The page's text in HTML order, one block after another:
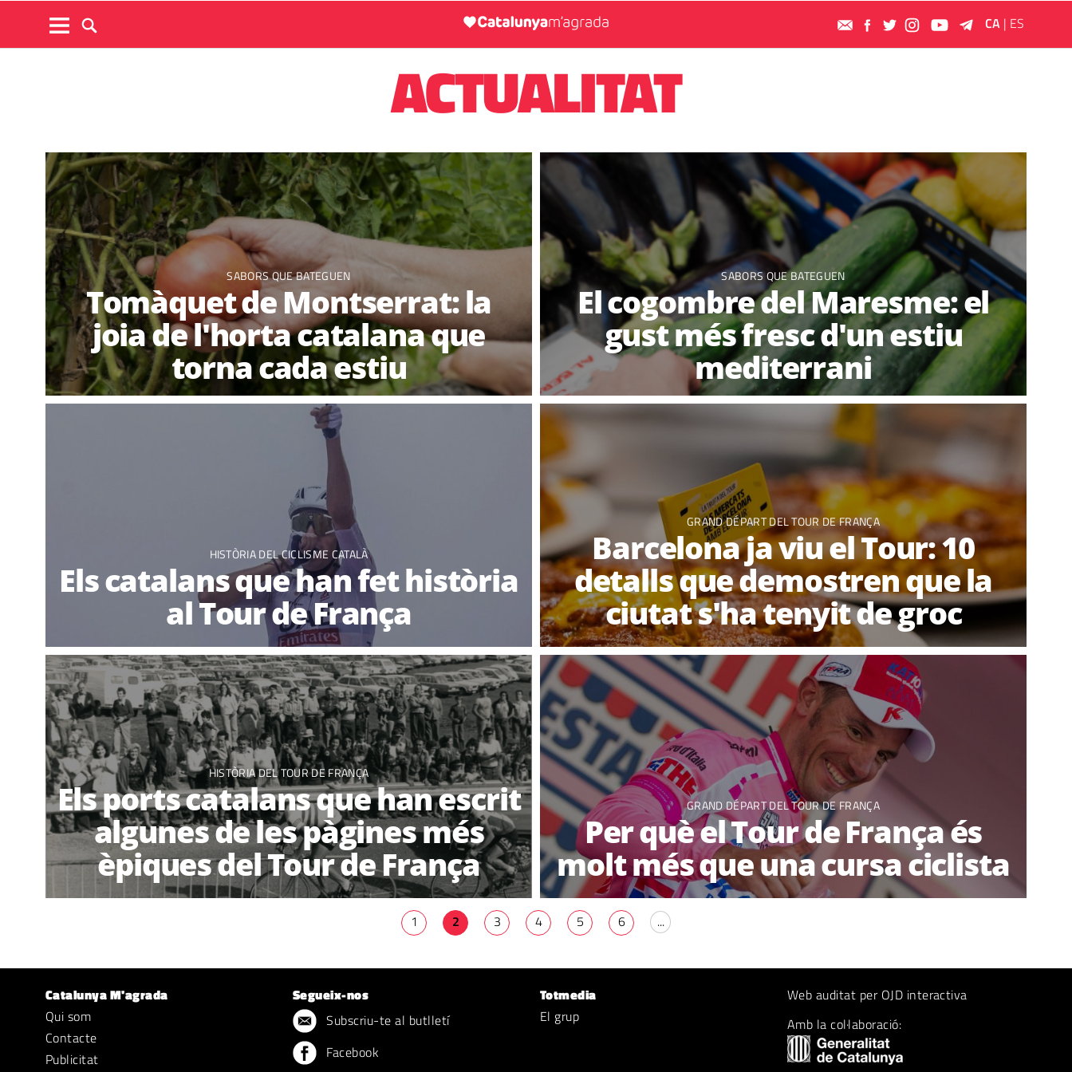
CA | ES
ACTUALITAT
SABORS QUE BATEGUEN
Tomàquet de Montserrat: la
joia de l'horta catalana que
torna cada estiu
SABORS QUE BATEGUEN
El cogombre del Maresme: el
gust més fresc d'un estiu
mediterrani
HISTÒRIA DEL CICLISME CATALÀ
Els catalans que han fet història
al Tour de França
GRAND DÉPART DEL TOUR DE FRANÇA
Barcelona ja viu el Tour: 10
detalls que demostren que la
ciutat s'ha tenyit de groc
HISTÒRIA DEL TOUR DE FRANÇA
Els ports catalans que han escrit
algunes de les pàgines més
èpiques del Tour de França
GRAND DÉPART DEL TOUR DE FRANÇA
Per què el Tour de França és
molt més que una cursa ciclista
1 2 3 4 5 6 ...
Catalunya M'agrada
Qui som
Contacte
Publicitat
Segueix-nos
Subscriu-te al butlletí
Facebook
Totmedia
El grup
Web auditat per OJD interactiva
Amb la col·laboració: